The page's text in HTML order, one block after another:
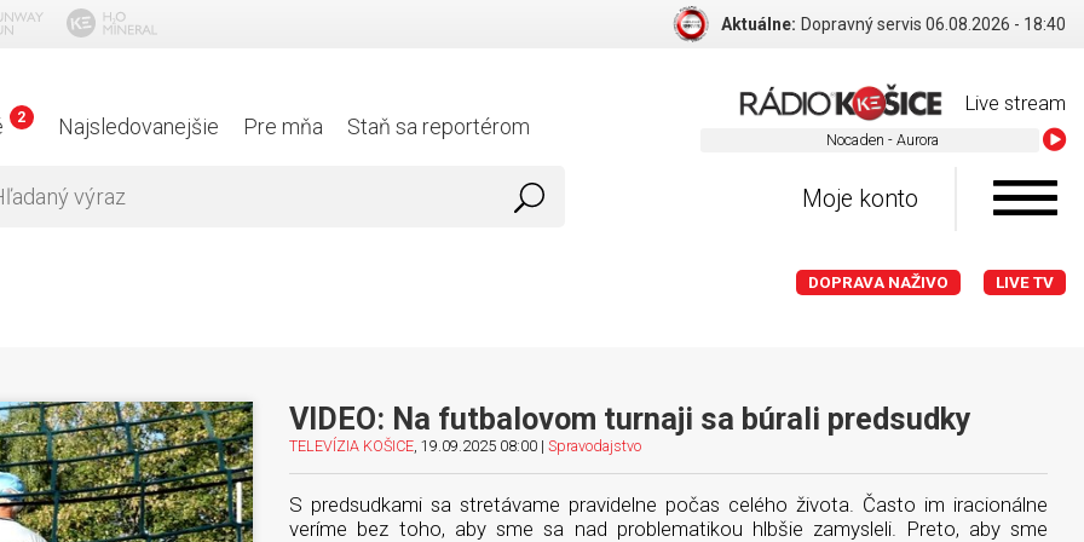
Vojna na Ukrajine: Po prudkom ruskom zásahu na Kyjev nasledovala ďalšia vlna útokov
Live stream
Nocaden - Aurora
2 Najsledovanejšie Pre mňa Staň sa reportérom
Moje konto
DOPRAVA NAŽIVO LIVE TV
VIDEO: Na futbalovom turnaji sa búrali predsudky
TELEVÍZIA KOŠICE, 19.09.2025 08:00 | Spravodajstvo
S predsudkami sa stretávame pravidelne počas celého života. Často im iracionálne
veríme bez toho, aby sme sa nad problematikou hlbšie zamysleli. Preto, aby sme